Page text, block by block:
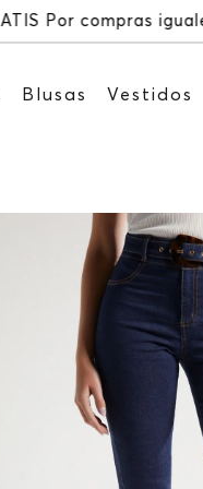
Recibe:
Blusas Vestidos